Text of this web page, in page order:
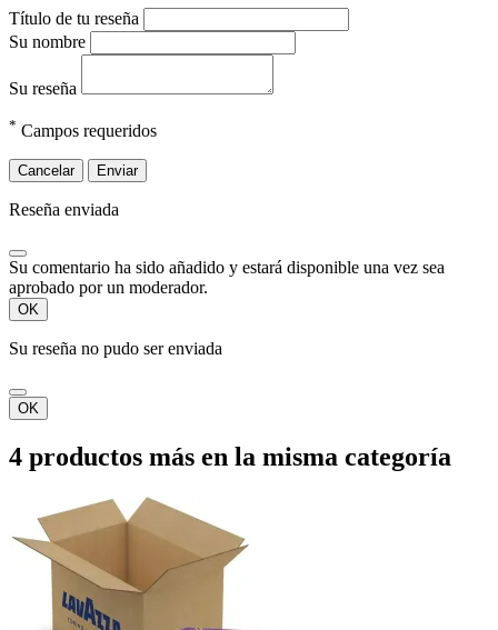
Título de tu reseña
Su nombre
Su reseña
* Campos requeridos
Cancelar Enviar
Reseña enviada
Su comentario ha sido añadido y estará disponible una vez sea
aprobado por un moderador.
OK
Su reseña no pudo ser enviada
OK
4 productos más en la misma categoría